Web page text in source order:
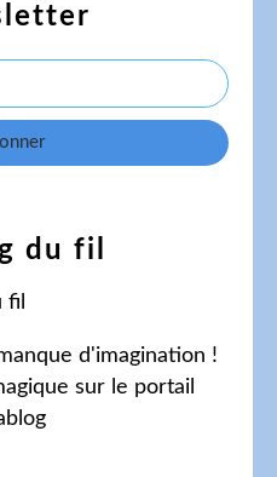
du fil
d'imagination !
sur le portail